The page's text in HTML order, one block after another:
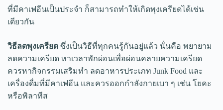
ที่มีคาเฟอีนเป็นประจำ ก็สามารถทำให้เกิดพุงเครียดได้เช่น
เดียวกัน
วิธีลดพุงเครียด ซึ่งเป็นวิธีที่ทุกคนรู้กันอยู่แล้ว นั่นคือ พยายาม
ลดความเครียด หาเวลาพักผ่อนเพื่อผ่อนคลายความเครียด
ควรหากิจกรรมเสริมทำ ลดอาหารประเภท Junk Food และ
เครื่องดื่มที่มีคาเฟอีน และควรออกกำลังกายเบา ๆ เช่น โยคะ
หรือพิลาทีส